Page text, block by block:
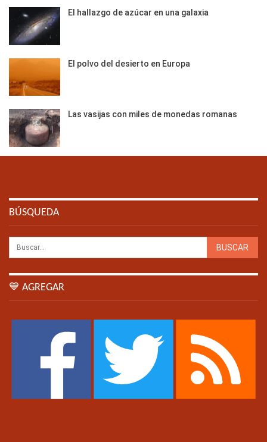
El hallazgo de azúcar en una galaxia
El polvo del desierto en Europa
Las vasijas con miles de monedas romanas
BÚSQUEDA
💙 AGREGAR